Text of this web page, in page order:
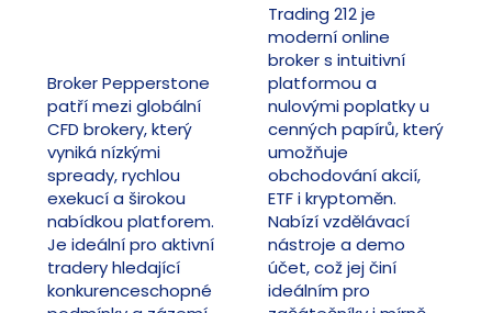
Broker Pepperstone
patří mezi globální
CFD brokery, který
vyniká nízkými
spready, rychlou
exekucí a širokou
nabídkou platforem.
Je ideální pro aktivní
tradery hledající
konkurenceschopné
Trading 212 je
moderní online
broker s intuitivní
platformou a
nulovými poplatky u
cenných papírů, který
umožňuje
obchodování akcií,
ETF i kryptoměn.
Nabízí vzdělávací
nástroje a demo
účet, což jej činí
ideálním pro